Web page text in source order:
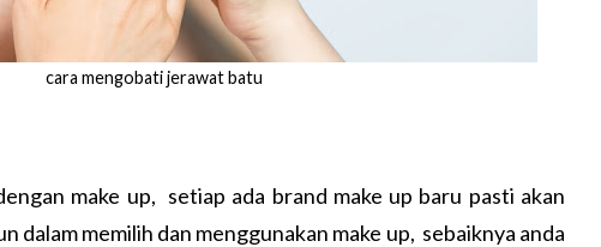
cara mengobati jerawat batu
make up, setiap ada brand make up baru pasti akan
dalam memilih dan menggunakan make up, sebaiknya anda